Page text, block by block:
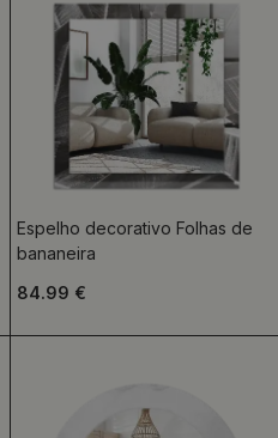
Espelho decorativo Folhas de
bananeira
84.99 €